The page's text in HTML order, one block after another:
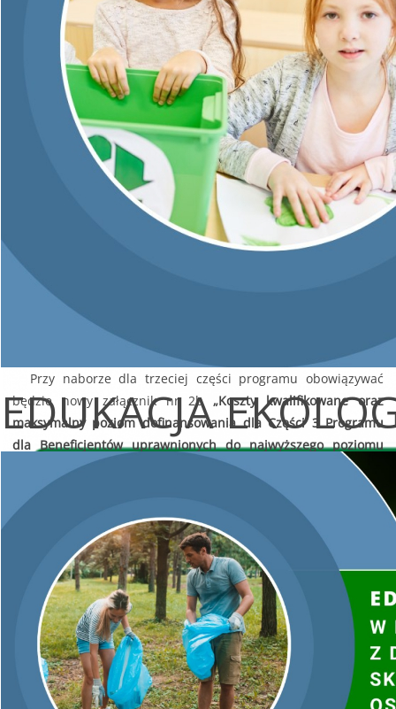
EDUKACJA
do trzeciej części programu uwzględniający następujące
Przeciętny dochód na jednego członka gospodarstwa
domowego uprawniającego do najwyższego poziomu
wsparcia – do 900 zł (gospodarstwa wieloosobowe) lub do
1260 zł (gospodarstwa jednoosobowe);
Alternatywa do dochodowego kryterium kwalifikowalności –
ustalone prawo do otrzymywania zasiłku stałego, zasiłku
okresowego, zasiłku rodzinnego lub specjalnego zasiłku
Intensywność dofinansowania – do 90% kosztów
Maksymalna kwota dotacji dla całego przedsięwzięcia – do
69 tys. zł;
Liczba transz rozliczeń – do pięciu;
Okres realizacji przedsięwzięcia – do 36 miesięcy.
Przy naborze dla trzeciej części programu obowiązywać
będzie nowy załącznik nr 2b„Koszty kwalifikowane oraz
maksymalny poziom dofinansowania dla Części 3 Programu
dla Beneficjentów uprawnionych do najwyższego poziomu
dofinansowania”.
Dodatkowe wsparcie dla wnioskodawców
Równolegle w 2022 r. będą trwały prace nad drugą fazą
wdrażania trzeciej części programu „Czyste Powietrze”,
obejmującą m.in. prefinansowanie wydatków, a także pomoc
wnioskodawcom w przygotowaniu, realizacji i rozliczeniu
inwestycji.
Proste zasady dla wszystkich
Ponadto, w wyniku doświadczeń z dotychczasowego
wdrażania „Czystego Powietrza” oraz postulatów zgłaszanych
przez wojewódzkie fundusze ochrony środowiska i gospodarki